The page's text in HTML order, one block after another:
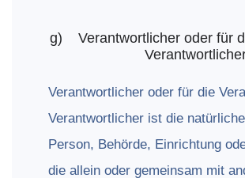
g) Verantwortlicher oder für
Verantwortlicher oder für die
Verantwortlicher ist die
Person, Behörde, Einrichtung
die allein oder gemeinsam mit